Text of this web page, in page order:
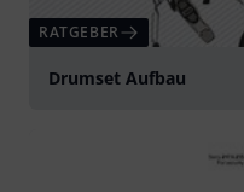
RATGEBER
Drumset Aufbau